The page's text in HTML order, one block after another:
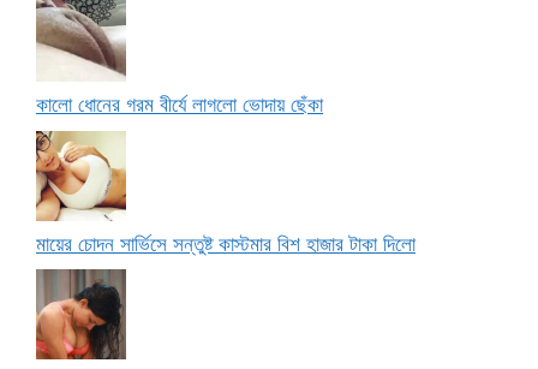
কালো ধোনের গরম বীর্যে লাগলো ভোদায় ছেঁকা
মায়ের চোদন সার্ভিসে সন্তুষ্ট কাস্টমার বিশ হাজার টাকা দিলো